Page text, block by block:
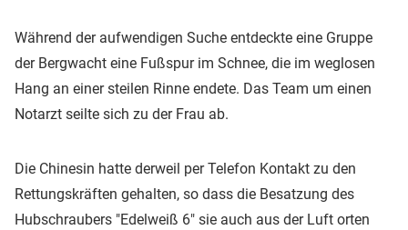
Während der aufwendigen Suche entdeckte eine Gruppe
der Bergwacht eine Fußspur im Schnee, die im weglosen
Hang an einer steilen Rinne endete. Das Team um einen
Notarzt seilte sich zu der Frau ab.
Die Chinesin hatte derweil per Telefon Kontakt zu den
Rettungskräften gehalten, so dass die Besatzung des
Hubschraubers "Edelweiß 6" sie auch aus der Luft orten